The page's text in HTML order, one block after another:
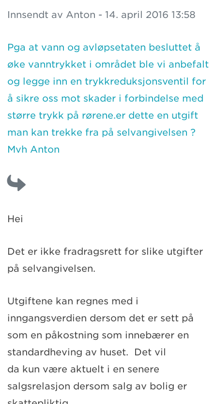
Innsendt av Anton - 14. april 2016 13:58
Pga at vann og avløpsetaten besluttet å
øke vanntrykket i området ble vi anbefalt
og legge inn en trykkreduksjonsventil for
å sikre oss mot skader i forbindelse med
større trykk på rørene.er dette en utgift
man kan trekke fra på selvangivelsen ?
Mvh Anton
Hei
Det er ikke fradragsrett for slike utgifter
på selvangivelsen.
Utgiftene kan regnes med i
inngangsverdien dersom det er sett på
som en påkostning som innebærer en
standardheving av huset. Det vil
da kun være aktuelt i en senere
salgsrelasjon dersom salg av bolig er